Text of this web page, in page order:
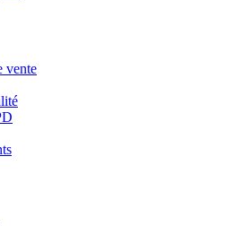
vente